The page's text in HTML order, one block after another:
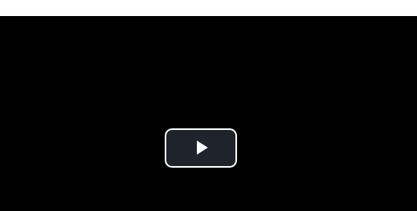
Play